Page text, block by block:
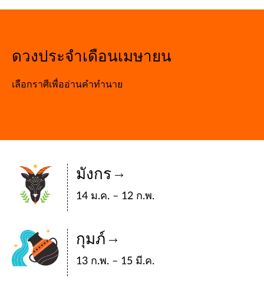
ดวงประจำเดือนเมษายน
เลือกราศีเพื่ออ่านคำทำนาย
มังกร
14 ม.ค. – 12 ก.พ.
กุมภ์
13 ก.พ. – 15 มี.ค.